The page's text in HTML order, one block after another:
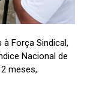
Força Sindical,
Nacional de
meses,